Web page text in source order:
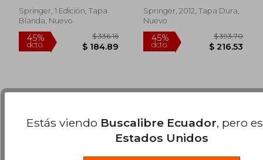
$ 82.63 $
Springer, 1 Edición, Tapa
Blanda, Nuevo
Springer, 2012, Tapa Dura,
Nuevo
Estás viendo Buscalibre Ecuador, pero
Estados Unidos